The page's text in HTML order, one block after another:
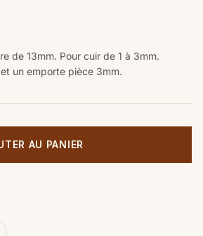
de 13mm. Pour cuir de 1 à 3mm.
un emporte pièce 3mm.
AU PANIER